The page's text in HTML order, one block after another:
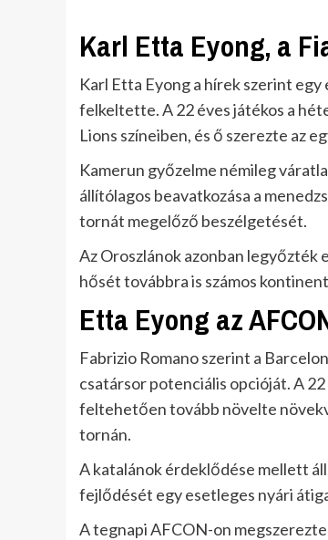
Karl Etta Eyong, a
Karl Etta Eyong a hírek szerint
felkeltette. A 22 éves játékos a
Lions színeiben, és ő szerezte az
Kamerun győzelme némileg
állítólagos beavatkozása a
tornát megelőző beszélgetését.
Az Oroszlánok azonban legyőzték
hősét továbbra is számos
Etta Eyong az
Fabrizio Romano szerint a
csatársor potenciális opcióját. A
feltehetően tovább növelte
tornán.
A katalánok érdeklődése mellett
fejlődését egy esetleges nyári
A tegnapi AFCON-on